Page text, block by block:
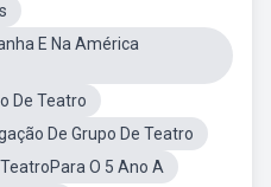
E Na América
De Teatro
De Grupo De Teatro
O 5 Ano A